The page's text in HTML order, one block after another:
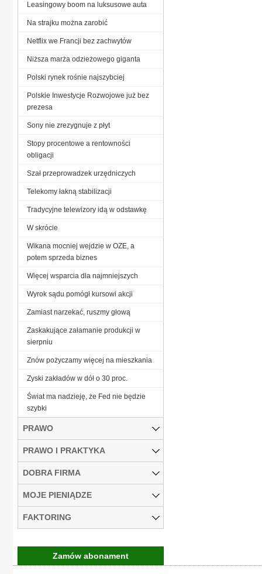
Leasingowy boom na luksusowe auta
Na strajku można zarobić
Netflix we Francji bez zachwytów
Niższa marża odzieżowego giganta
Polski rynek rośnie najszybciej
Polskie Inwestycje Rozwojowe już bez
prezesa
Sony nie zrezygnuje z płyt
Stopy procentowe a rentowności
obligacji
Szał przeprowadzek urzędniczych
Telekomy łakną stabilizacji
Tradycyjne telewizory idą w odstawkę
W skrócie
Wikana mocniej wejdzie w OZE, a
potem sprzeda biznes
Więcej wsparcia dla najmniejszych
Wyrok sądu pomógł kursowi akcji
Zamiast narzekać, ruszmy głową
Zaskakujące załamanie produkcji w
sierpniu
Znów pożyczamy więcej na mieszkania
Zyski zakładów w dół o 30 proc.
Świat ma nadzieję, że Fed nie będzie
szybki
PRAWO
PRAWO I PRAKTYKA
DOBRA FIRMA
MOJE PIENIĄDZE
FAKTORING
Zamów abonament